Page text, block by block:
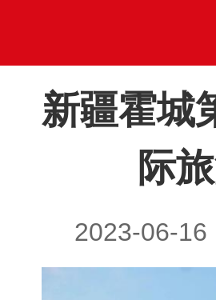
新疆霍城
际
2023-06-